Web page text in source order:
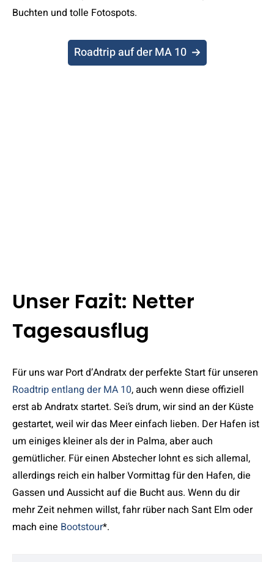
Buchten und tolle Fotospots.
Roadtrip auf der MA 10
Unser Fazit: Netter
Tagesausflug
Für uns war Port d’Andratx der perfekte Start für unseren
Roadtrip entlang der MA 10, auch wenn diese offiziell
erst ab Andratx startet. Sei’s drum, wir sind an der Küste
gestartet, weil wir das Meer einfach lieben. Der Hafen ist
um einiges kleiner als der in Palma, aber auch
gemütlicher. Für einen Abstecher lohnt es sich allemal,
allerdings reich ein halber Vormittag für den Hafen, die
Gassen und Aussicht auf die Bucht aus. Wenn du dir
mehr Zeit nehmen willst, fahr rüber nach Sant Elm oder
mach eine Bootstour*.